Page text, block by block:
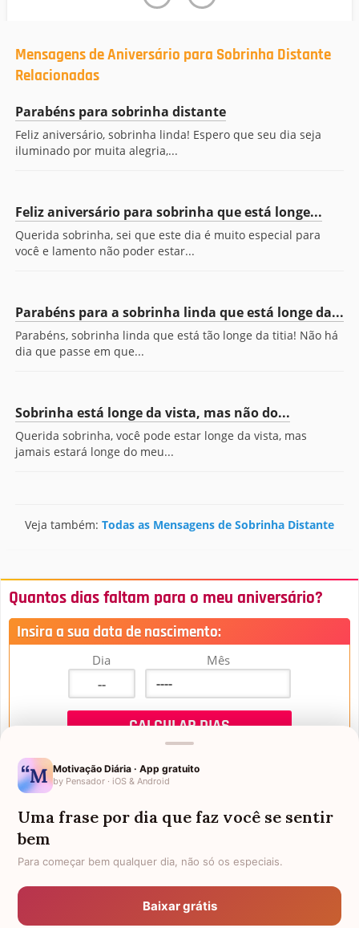
Mensagens de Aniversário para Sobrinha Distante
Relacionadas
Parabéns para sobrinha distante
Feliz aniversário, sobrinha linda! Espero que seu dia seja
iluminado por muita alegria,...
Feliz aniversário para sobrinha que está longe...
Querida sobrinha, sei que este dia é muito especial para
você e lamento não poder estar...
Parabéns para a sobrinha linda que está longe da...
Parabéns, sobrinha linda que está tão longe da titia! Não há
dia que passe em que...
Sobrinha está longe da vista, mas não do...
Querida sobrinha, você pode estar longe da vista, mas
jamais estará longe do meu...
Veja também: Todas as Mensagens de Sobrinha Distante
Quantos dias faltam para o meu aniversário?
Insira a sua data de nascimento:
Dia Mês
Mensagens de Aniversário
FALTAM 3 DIAS PARA O MEU
ANIVERSÁRIO
Motivação Diária · App gratuito
by Pensador · iOS & Android
Uma frase por dia que faz você se sentir
bem
Para começar bem qualquer dia, não só os especiais.
Baixar grátis